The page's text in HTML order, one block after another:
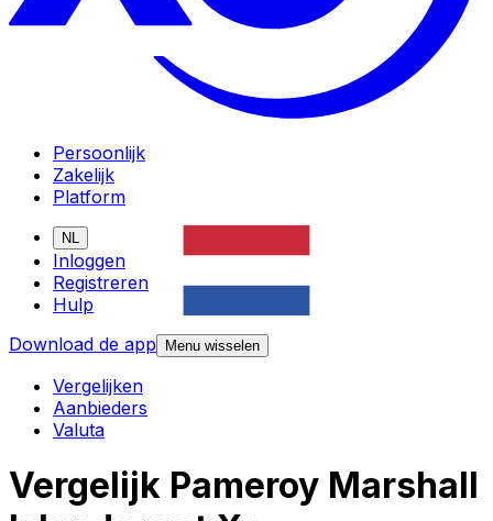
Persoonlijk
Zakelijk
Platform
NL
Inloggen
Registreren
Hulp
Download de app
Menu wisselen
Vergelijken
Aanbieders
Valuta
Vergelijk Pameroy Marshall